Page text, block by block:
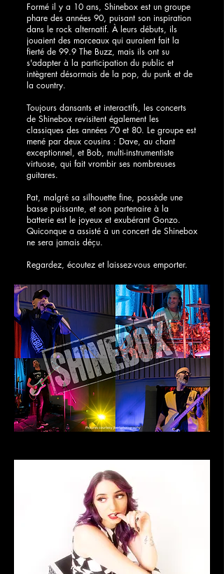
Formé il y a 10 ans, Shinebox est un groupe
phare des années 90, puisant son inspiration
dans le rock alternatif. À leurs débuts, ils
jouaient des morceaux qui auraient fait la
fierté de 99.9 The Buzz, mais ils ont su
s'adapter à la participation du public et
intègrent désormais de la pop, du punk et de
la country.
Toujours dansants et interactifs, les concerts
de Shinebox revisitent également les
classiques des années 70 et 80. Le groupe est
mené par deux cousins ​​: Dave, au chant
exceptionnel, et Bob, multi-instrumentiste
virtuose, qui fait vrombir ses nombreuses
guitares.
Pat, malgré sa silhouette fine, possède une
basse puissante, et son partenaire à la
batterie est le joyeux et exubérant Gonzo.
Quiconque a assisté à un concert de Shinebox
ne sera jamais déçu.
Regardez, écoutez et laissez-vous emporter.